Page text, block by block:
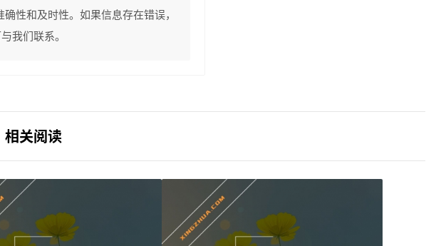
性和及时性。如果信息存在错误，
我们联系。
相关阅读